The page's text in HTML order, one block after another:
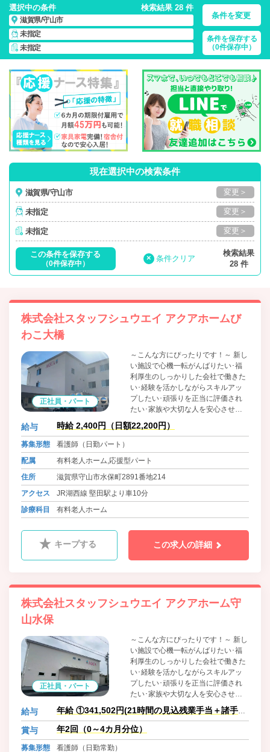
選択中の条件 検索結果 28 件
滋賀県/守山市
未指定
未指定
条件を変更
条件を保存する
（0件保存中）
滋賀県/守山市/正社員・パート・応援ナース・派遣の 看護師求
人・派遣・転職・募集一覧
現在選択中の検索条件
滋賀県/守山市 変更＞
未指定 変更＞
未指定 変更＞
この条件を保存する
（0件保存中）
× 条件クリア
検索結果
28 件
株式会社スタッフシュウエイ アクアホームび
わこ大橋
正社員・パート
～こんな方にぴったりです！～ 新し
い施設で心機一転がんばりたい･福
利厚生のしっかりした会社で働きた
い･経験を活かしながらスキルアッ
プしたい･頑張りを正当に評価され
たい･家族や大切な人を安心させた
い
給与 時給 2,400円（日額22,200円）
募集形態
看護師（日勤パート）
配属
有料老人ホーム,応援型パート
住所
滋賀県守山市水保町2891番地214
アクセス
JR湖西線 堅田駅より車10分
診療科目
有料老人ホーム
キープする この求人の詳細
株式会社スタッフシュウエイ アクアホーム守
山水保
正社員・パート
～こんな方にぴったりです！～ 新し
い施設で心機一転がんばりたい･福
利厚生のしっかりした会社で働きた
い･経験を活かしながらスキルアッ
プしたい･頑張りを正当に評価され
たい･家族や大切な人を安心させた
給与
年給 ①341,502円(21時間の見込残業手当＋諸手当
含む)
賞与 年2回（0～4カ月分位）
募集形態
看護師（日勤常勤）